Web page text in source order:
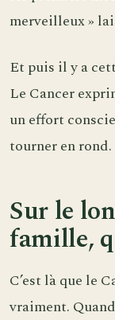
merveilleux »
Et puis il y a
Le Cancer
un effort
tourner en rond.
Sur le
famille,
C’est là que le
vraiment.